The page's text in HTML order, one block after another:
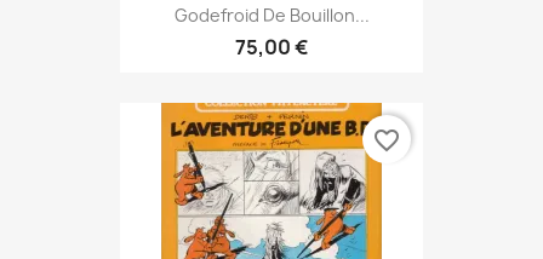
Godefroid De Bouillon...
75,00 €
favorite_border